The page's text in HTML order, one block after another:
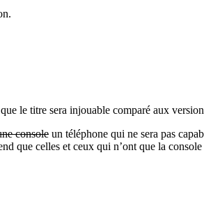
le titre sera injouable comparé aux
console un téléphone qui ne sera pas
que celles et ceux qui n’ont que la